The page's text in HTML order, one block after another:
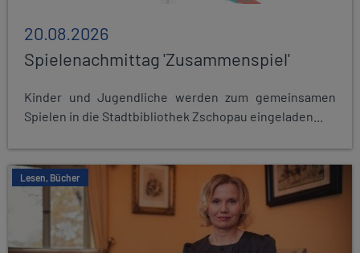
20.08.2026
Spielenachmittag 'Zusammenspiel'
Kinder und Jugendliche werden zum gemeinsamen
Spielen in die Stadtbibliothek Zschopau eingeladen...
Lesen, Bücher